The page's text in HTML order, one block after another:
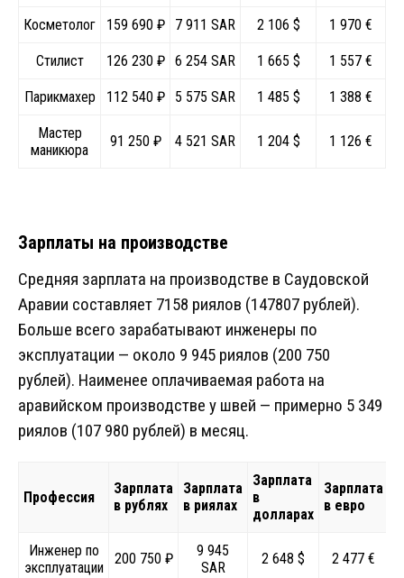
Косметолог 159 690 ₽ 7 911 SAR 2 106 $ 1 970 €
Стилист 126 230 ₽ 6 254 SAR 1 665 $ 1 557 €
Парикмахер 112 540 ₽ 5 575 SAR 1 485 $ 1 388 €
Мастер
маникюра
91 250 ₽ 4 521 SAR 1 204 $ 1 126 €
Зарплаты на производстве
Средняя зарплата на производстве в Саудовской
Аравии составляет 7158 риялов (147807 рублей).
Больше всего зарабатывают инженеры по
эксплуатации — около 9 945 риялов (200 750
рублей). Наименее оплачиваемая работа на
аравийском производстве у швей — примерно 5 349
риялов (107 980 рублей) в месяц.
Профессия
Зарплата
в рублях
Зарплата
в риялах
Зарплата
в
долларах
Зарплата
в евро
Инженер по
эксплуатации
200 750 ₽
9 945
SAR
2 648 $ 2 477 €